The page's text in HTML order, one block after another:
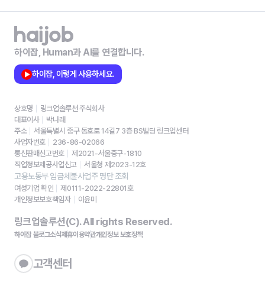
하이잡, Human과 AI를 연결합니다.
하이잡, 이렇게 사용하세요.
상호명
링크업솔루션 주식회사
대표이사
박나래
주소
서울특별시 중구 동호로 14길7 3층 BS빌딩 링크업센터
사업자번호
236-86-02066
통신판매신고번호
제2021-서울중구-1810
직업정보제공사업신고
서울청 제2023-12호
고용노동부 임금체불사업주 명단 조회
여성기업 확인
제0111-2022-22801호
개인정보보호책임자
이윤미
링크업솔루션(C). All rights Reserved.
하이잡 블로그소식제휴이용약관개인정보 보호정책
고객센터